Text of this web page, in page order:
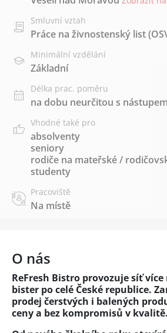
Smluvní vztah
Práce na živnostenský list
Minimální vzdělání
Základní
Délka prac. poměru
na dobu neurčitou s
Vhodné také pro
absolventy
seniory
rodiče na mateřské /
studenty
Pracoviště
Na místě
O nás
ReFresh Bistro provozuje síť více
bister po celé České republice.
prodej čerstvých i balených
ceny a bez kompromisů v kvalitě.